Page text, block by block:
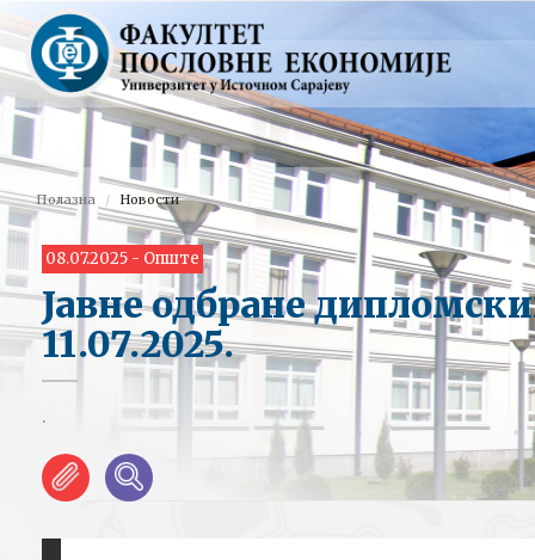
Полазна Новости
08.07.2025 - Опште
Јавне одбране
11.07.2025.
.